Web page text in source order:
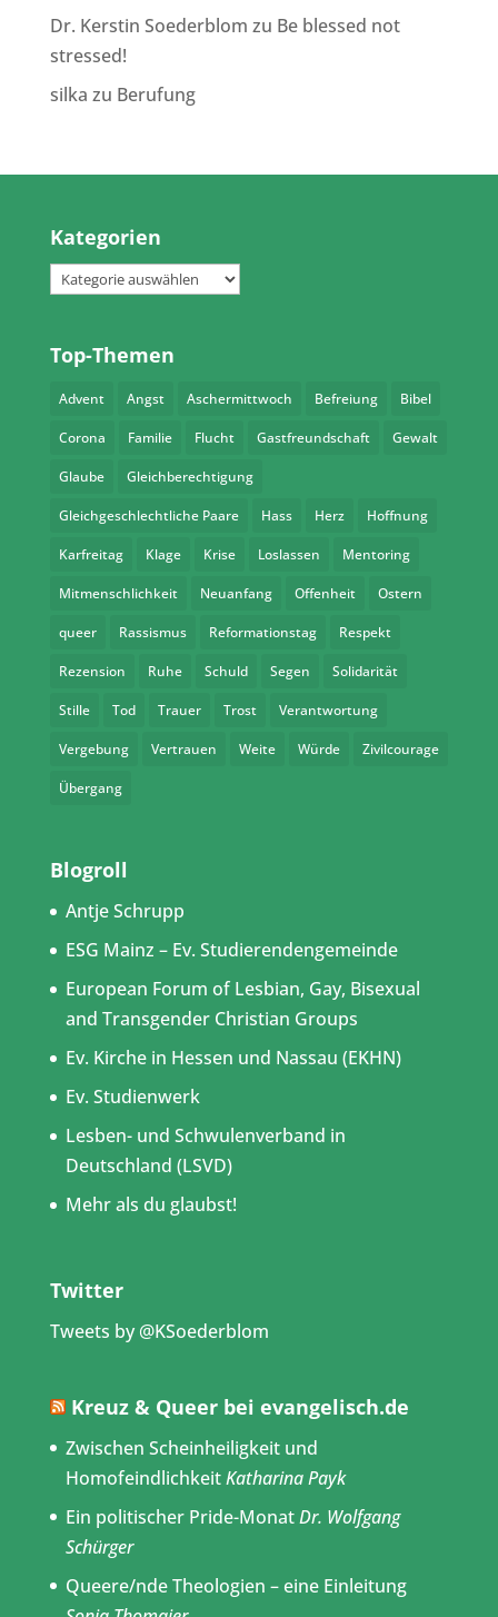
Dr. Kerstin Soederblom zu Be blessed not
stressed!
silka zu Berufung
Kategorien
Kategorien
Top-Themen
Advent Angst Aschermittwoch Befreiung Bibel
Corona Familie Flucht Gastfreundschaft Gewalt
Glaube Gleichberechtigung
Gleichgeschlechtliche Paare Hass Herz Hoffnung
Karfreitag Klage Krise Loslassen Mentoring
Mitmenschlichkeit Neuanfang Offenheit Ostern
queer Rassismus Reformationstag Respekt
Rezension Ruhe Schuld Segen Solidarität
Stille Tod Trauer Trost Verantwortung
Vergebung Vertrauen Weite Würde Zivilcourage
Übergang
Blogroll
Antje Schrupp
ESG Mainz – Ev. Studierendengemeinde
European Forum of Lesbian, Gay, Bisexual
and Transgender Christian Groups
Ev. Kirche in Hessen und Nassau (EKHN)
Ev. Studienwerk
Lesben- und Schwulenverband in
Deutschland (LSVD)
Mehr als du glaubst!
Twitter
Tweets by @KSoederblom
Kreuz & Queer bei evangelisch.de
Zwischen Scheinheiligkeit und
HomofeindlichkeitKatharina Payk
Ein politischer Pride-MonatDr. Wolfgang
Schürger
Queere/nde Theologien – eine Einleitung